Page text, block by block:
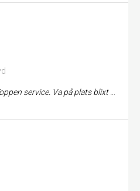
service. Va på plats blixt snabbt och löste mitt problem på noll tid. Rekommenderas varmt